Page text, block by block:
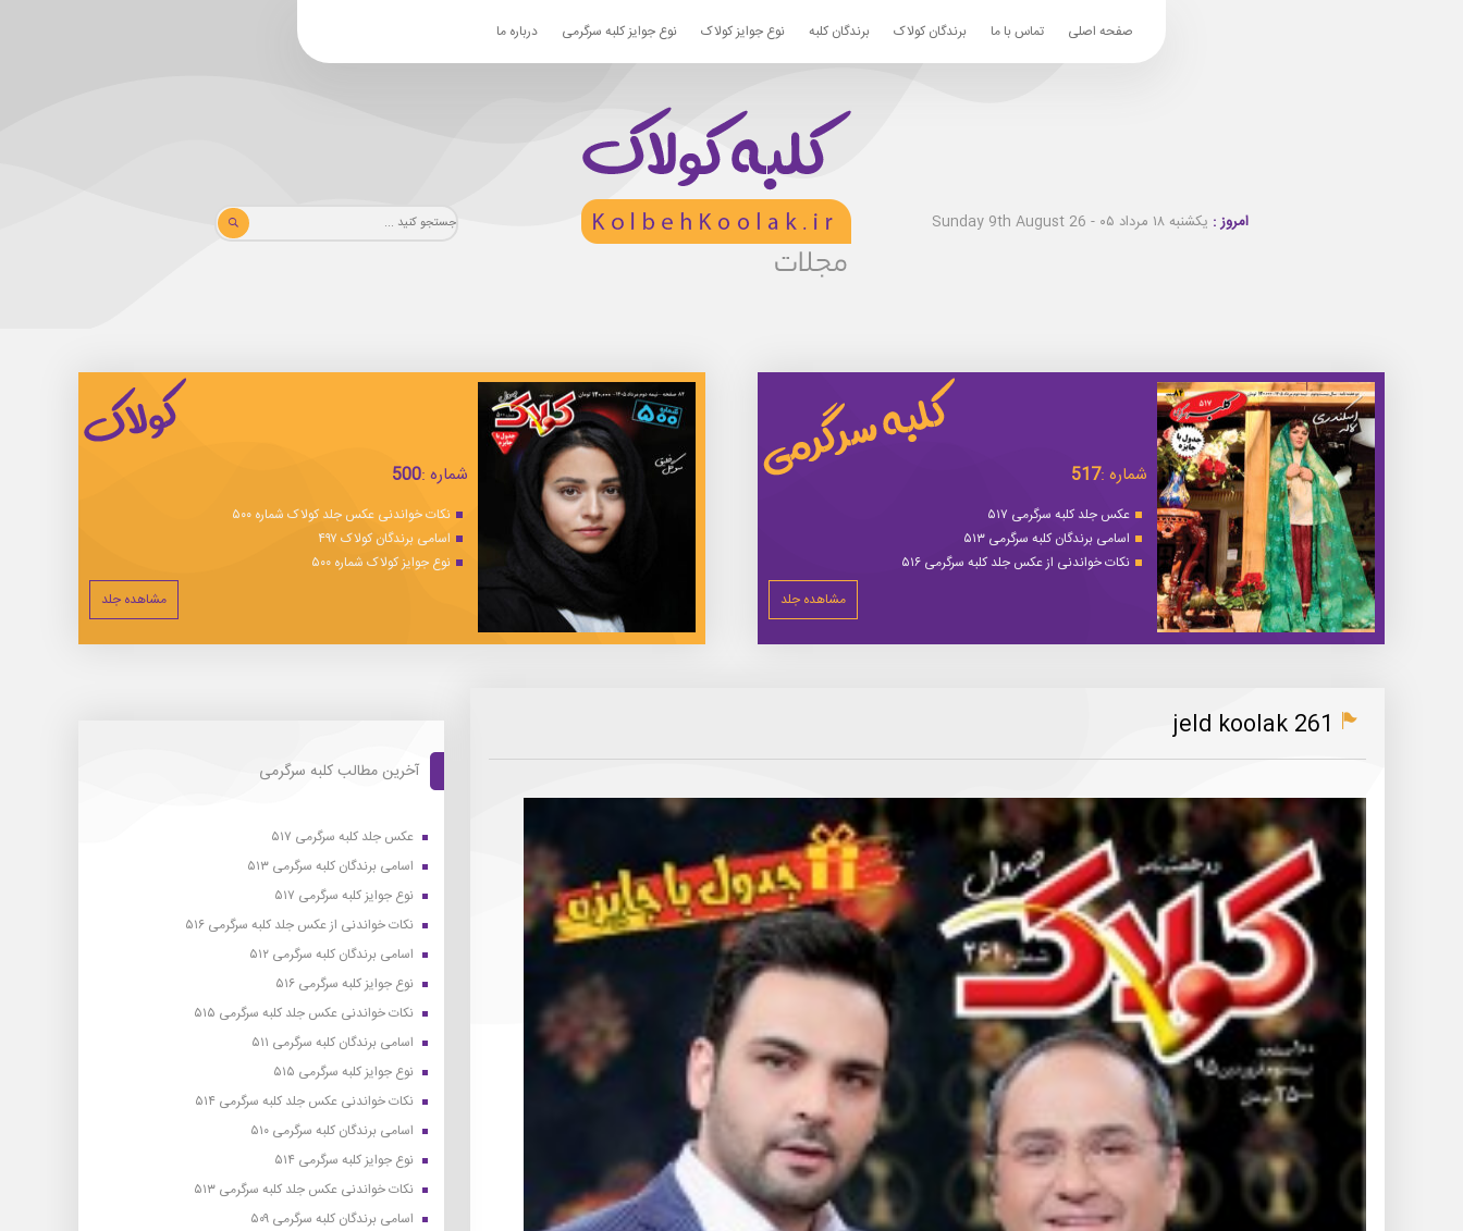
صفحه اصلی تماس با ما برندگان کولاک برندگان کلبه نوع جوایز کولاک نوع جوایز کلبه سرگرمی درباره ما
امروز : یکشنبه ۱۸ مرداد ۰۵ - Sunday 9th August 26
شماره :517
عکس جلد کلبه سرگرمی ۵۱۷
اسامی برندگان کلبه سرگرمی ۵۱۳
نکات خواندنی از عکس جلد کلبه سرگرمی ۵۱۶
مشاهده جلد
شماره :500
نکات خواندنی عکس جلد کولاک شماره ۵۰۰
اسامی برندگان کولاک ۴۹۷
نوع جوایز کولاک شماره ۵۰۰
مشاهده جلد
jeld koolak 261
آخرین مطالب کلبه سرگرمی
عکس جلد کلبه سرگرمی ۵۱۷
اسامی برندگان کلبه سرگرمی ۵۱۳
نوع جوایز کلبه سرگرمی ۵۱۷
نکات خواندنی از عکس جلد کلبه سرگرمی ۵۱۶
اسامی برندگان کلبه سرگرمی ۵۱۲
نوع جوایز کلبه سرگرمی ۵۱۶
نکات خواندنی عکس جلد کلبه سرگرمی ۵۱۵
اسامی برندگان کلبه سرگرمی ۵۱۱
نوع جوایز کلبه سرگرمی ۵۱۵
نکات خواندنی عکس جلد کلبه سرگرمی ۵۱۴
اسامی برندگان کلبه سرگرمی ۵۱۰
نوع جوایز کلبه سرگرمی ۵۱۴
نکات خواندنی عکس جلد کلبه سرگرمی ۵۱۳
اسامی برندگان کلبه سرگرمی ۵۰۹